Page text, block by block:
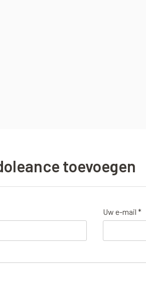
toevoegen
Uw e-mail *